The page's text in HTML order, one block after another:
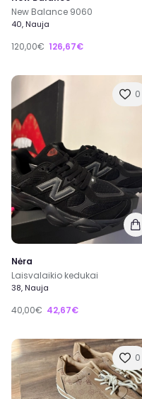
New Balance 9060
40, Nauja
120,00€ 126,67€
0
Nėra
Laisvalaikio kedukai
38, Nauja
40,00€ 42,67€
0